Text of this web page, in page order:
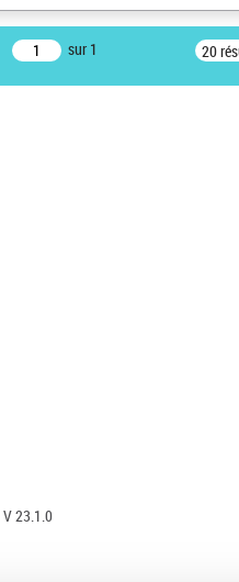
sur 1 20
V 23.1.0